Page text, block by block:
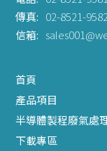
傳真: 02-8521-9582
信箱:
首頁
產品項目
半導體製程廢氣處
下載專區